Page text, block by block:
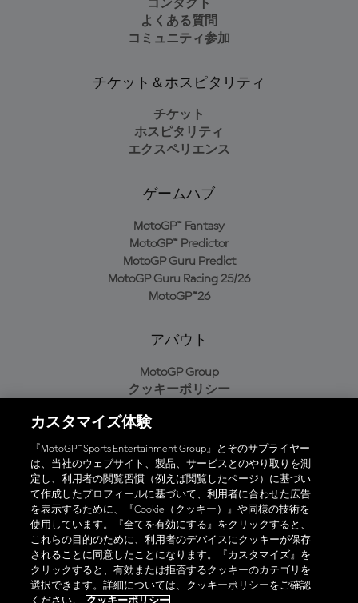
コンタクト
よくある質問
コミュニティ参加
チケット＆ホスピタリティ
チケット
ホスピタリティ
エクスペリエンス
ゲームハブ
MotoGP™ Fantasy
MotoGP™ Predictor
MotoGP Guru Predict
MotoGP Guru Racing 25/26
MotoGP™26
アバウト
MotoGP Group
クッキーポリシー
プライバシーポリシー
購入ポリシー
オフィシャルアプリ
© 2026 MotoGP Sports Entertainment Group. 全著作権所有。全ての
カスタマイズ体験
『MotoGP™ Sports Entertainment Group』とそのサプライヤー
は、当社のウェブサイト、製品、サービスとのやり取りを測
定し、利用者の閲覧習慣（例えば閲覧したページ）に基づい
て作成したプロフィールに基づいて、利用者に合わせた広告
を表示するために、『Cookie（クッキー）』や同様の技術を
使用しています。『全てを有効にする』をクリックすると、
これらの目的のために、利用者のデバイスにクッキーが保存
されることに同意したことになります。『カスタマイズ』を
クリックすると、有効または拒否するクッキーのカテゴリを
選択できます。詳細については、クッキーポリシーをご確認